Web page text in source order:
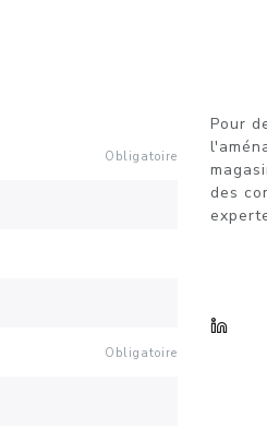
Obligatoire
Obligatoire
Pour
des